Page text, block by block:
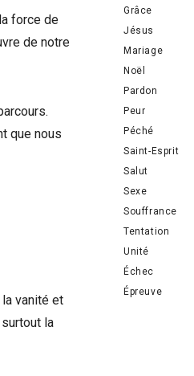
force de
de notre
que nous
vanité et
la
Grâce
Jésus
Mariage
Noël
Pardon
Peur
Péché
Saint-Esprit
Salut
Sexe
Souffrance
Tentation
Unité
Échec
Épreuve